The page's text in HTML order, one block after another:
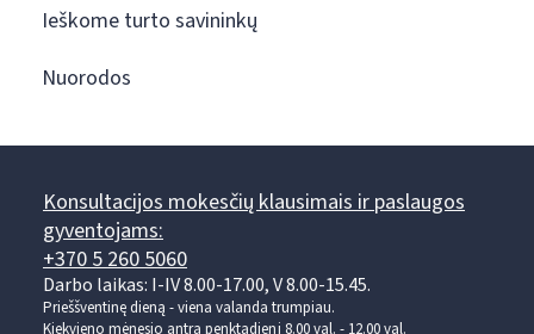
Ieškome turto savininkų
Nuorodos
Konsultacijos mokesčių klausimais ir paslaugos
gyventojams:
+370 5 260 5060
Darbo laikas: I-IV 8.00-17.00, V 8.00-15.45.
Prieššventinę dieną - viena valanda trumpiau.
Kiekvieno mėnesio antrą penktadienį 8.00 val. - 12.00 val.